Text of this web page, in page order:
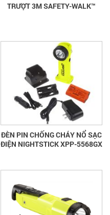
TRƯỢT 3M SAFETY-WALK™
ĐÈN PIN CHỐNG CHÁY NỔ SẠC
ĐIỆN NIGHTSTICK XPP-5568GX